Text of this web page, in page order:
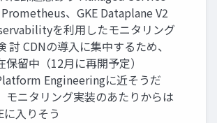
、GKE Dataplane V2
を利用したモニタリング
討 CDNの導入に集中するため、
保留中（12月に再開予定）
Engineeringに近そうだ
モニタリング実装のあたりからは
に入りそう